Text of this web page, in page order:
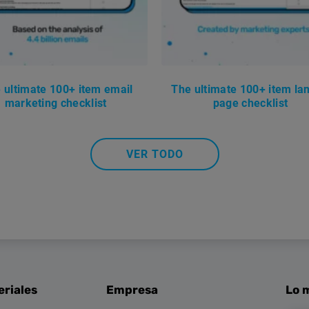
ultimate 100+ item email
marketing checklist
The ultimate 100+ item
page checklist
VER TODO
Empresa Lo